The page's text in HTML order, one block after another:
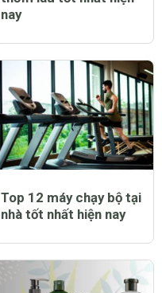
thơm lâu tốt nhất hiện
nay
Top 12 máy chạy bộ tại
nhà tốt nhất hiện nay